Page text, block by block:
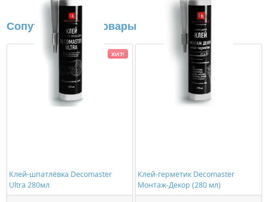
Сопутствующие товары
Клей-шпатлёвка Decomaster
Ultra 280мл
ХИТ!
Клей-герметик Decomaster
Монтаж-Декор (280 мл)